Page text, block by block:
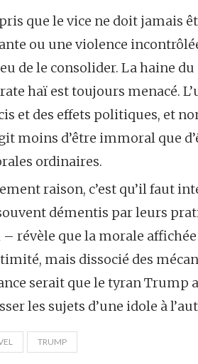
que le vice ne doit jamais
ou une violence
de le consolider. La haine
haï est toujours menacé.
et des effets politiques, et
moins d’être immoral que
ordinaires.
raison, c’est qu’il faut
démentis par leurs
– révèle que la morale
mais dissocié des
serait que le tyran Trump
les sujets d’une idole à
TRUMP